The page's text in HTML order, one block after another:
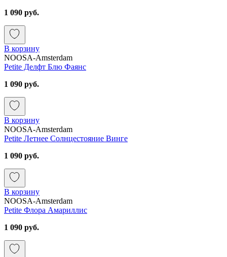
1 090 руб.
В корзину
NOOSA-Amsterdam
Petite Делфт Блю Фаянс
1 090 руб.
В корзину
NOOSA-Amsterdam
Petite Летнее Солнцестояние Винге
1 090 руб.
В корзину
NOOSA-Amsterdam
Petite Флора Амариллис
1 090 руб.